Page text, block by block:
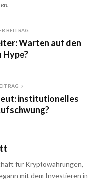
BEITRAG
Warten auf den
Hype?
institutionelles
für Kryptowährungen,
mit dem Investieren in